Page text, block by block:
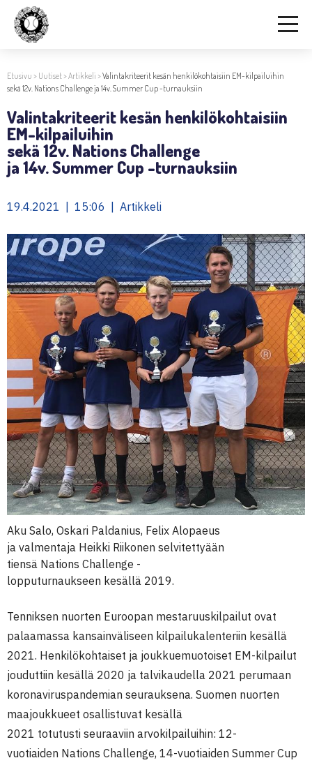
Etusivu > Uutiset>Artikkeli >Valintakriteerit kesän henkilökohtaisiin EM-kilpailuihin
sekä 12v. Nations Challenge ja 14v. Summer Cup -turnauksiin
Valintakriteerit kesän henkilökohtaisiin
EM-kilpailuihin
sekä 12v. Nations Challenge
ja 14v. Summer Cup -turnauksiin
19.4.2021 | 15:06 | Artikkeli
Aku Salo, Oskari Paldanius, Felix Alopaeus
ja valmentaja Heikki Riikonen selvitettyään
tiensä Nations Challenge -
lopputurnaukseen kesällä 2019.
Tenniksen nuorten Euroopan mestaruuskilpailut ovat
palaamassa kansainväliseen kilpailukalenteriin kesällä
2021. Henkilökohtaiset ja joukkuemuotoiset EM-kilpailut
jouduttiin kesällä 2020 ja talvikaudella 2021 perumaan
koronaviruspandemian seurauksena. Suomen nuorten
maajoukkueet osallistuvat kesällä
2021 totutusti seuraaviin arvokilpailuihin: 12-
vuotiaiden Nations Challenge, 14-vuotiaiden Summer Cup